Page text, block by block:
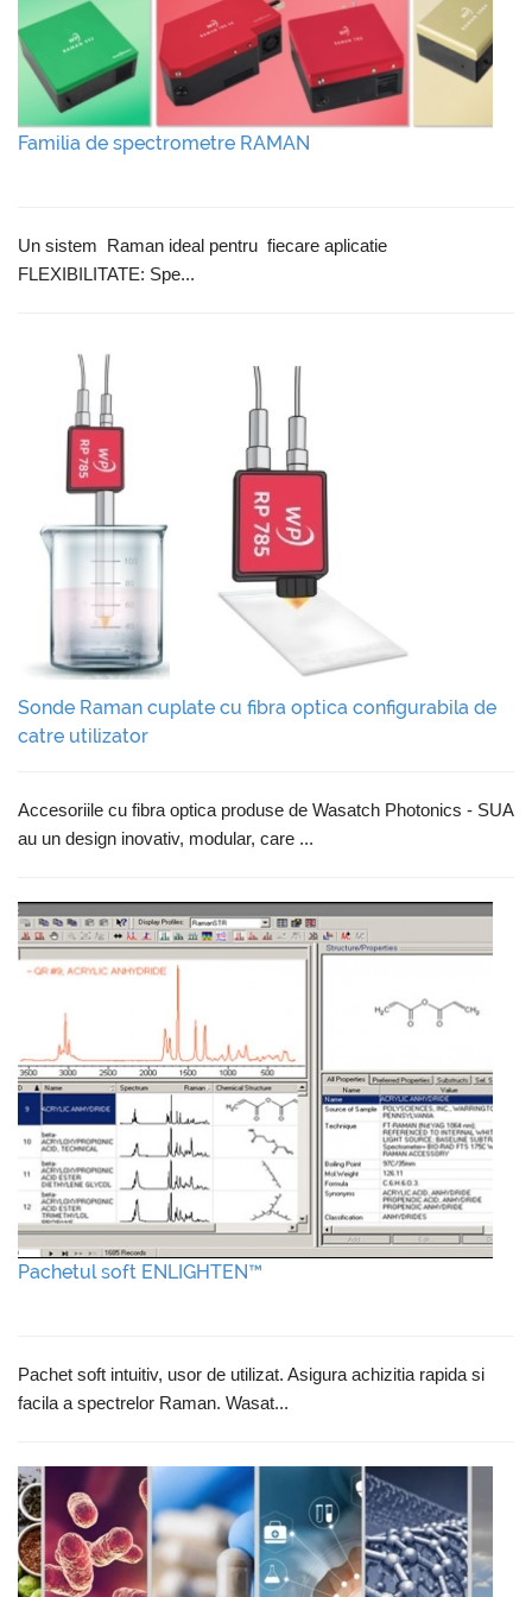
Familia de spectrometre RAMAN
Un sistem Raman ideal pentru fiecare aplicatie
FLEXIBILITATE: Spe...
Sonde Raman cuplate cu fibra optica configurabila de
catre utilizator
Accesoriile cu fibra optica produse de Wasatch Photonics - SUA
au un design inovativ, modular, care ...
Pachetul soft ENLIGHTEN™
Pachet soft intuitiv, usor de utilizat. Asigura achizitia rapida si
facila a spectrelor Raman. Wasat...